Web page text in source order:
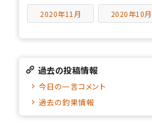
2020年11月 2020年10月
過去の投稿情報
今日の一言コメント
過去の釣果情報